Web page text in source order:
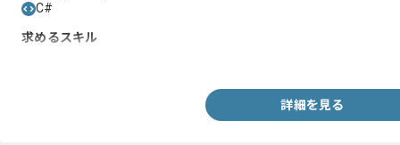
C#
求めるスキル
詳細を見る